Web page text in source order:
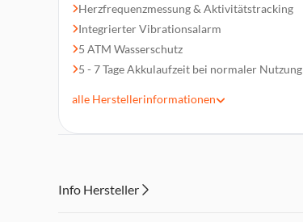
Herzfrequenzmessung & Aktivitätstracking
Integrierter Vibrationsalarm
5 ATM Wasserschutz
5 - 7 Tage Akkulaufzeit bei normaler Nutzung
alle Herstellerinformationen
Info Hersteller